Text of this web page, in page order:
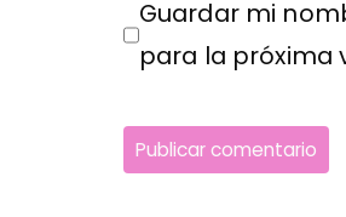
Guardar mi
para la próxima